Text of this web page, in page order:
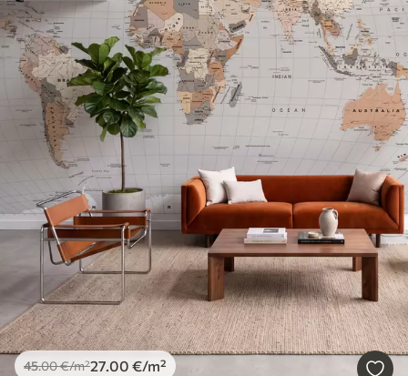
45.00€/m²27.00 €/m²